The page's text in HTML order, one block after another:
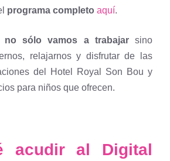
programa completo aquí.
no sólo vamos a trabajarsino
relajarnos y disfrutar de las
del Hotel Royal Son Bou y
para niños que ofrecen.
acudir al Digital